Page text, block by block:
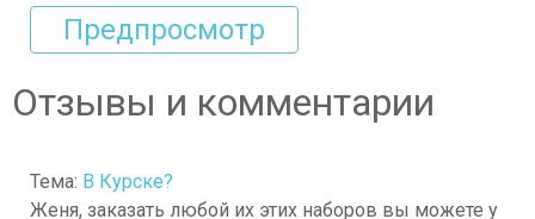
Отзывы и комментарии
Тема: В Курске?
Женя, заказать любой их этих наборов вы можете у